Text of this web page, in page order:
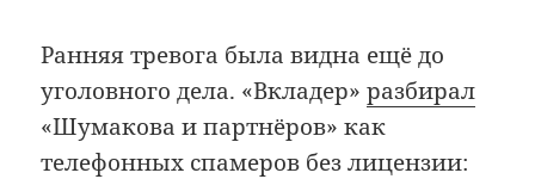
Ранняя тревога была видна ещё до
уголовного дела. «Вкладер»разбирал
«Шумакова и партнёров» как
телефонных спамеров без лицензии: